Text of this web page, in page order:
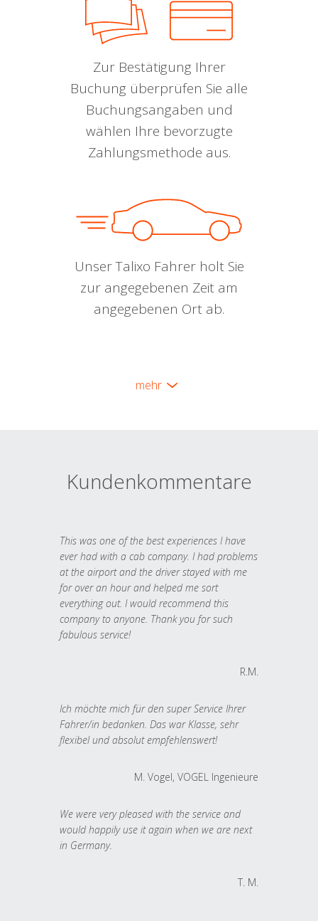
Zur Bestätigung Ihrer
Buchung überprüfen Sie alle
Buchungsangaben und
wählen Ihre bevorzugte
Zahlungsmethode aus.
Unser Talixo Fahrer holt Sie
zur angegebenen Zeit am
angegebenen Ort ab.
mehr
Kundenkommentare
This was one of the best experiences I have
ever had with a cab company. I had problems
at the airport and the driver stayed with me
for over an hour and helped me sort
everything out. I would recommend this
company to anyone. Thank you for such
fabulous service!
R.M.
Ich möchte mich für den super Service Ihrer
Fahrer/in bedanken. Das war Klasse, sehr
flexibel und absolut empfehlenswert!
M. Vogel, VOGEL Ingenieure
We were very pleased with the service and
would happily use it again when we are next
in Germany.
T. M.